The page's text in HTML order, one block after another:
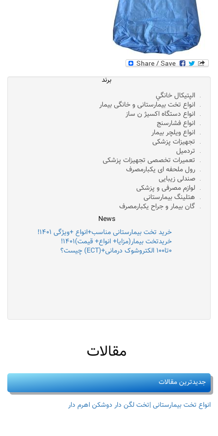
برند
الپتيکال خانگي
انواع تخت بیمارستانی و خانگی بیمار
انواع دستگاه اکسیژ ن ساز
انواع فشارسنج
انواع ویلچر بیمار
تجهیزات پزشکی
تردمیل
تعمیرات تخصصی تجهیزات پزشکی
رول ملحفه ای یکبارمصرف
صندلی زیبایی
لوازم مصرفی و پزشکی
هتلینگ بیمارستانی
گان بیمار و جراح یکبارمصرف
News
خرید تخت بیمارستانی مناسب+انواع +ویژگی ۱۴۰۱!
خریدتخت بیمار(مزایا+ انواع+ قیمت)۱۴۰۱!
۰تا۱۰۰ الکتروشوک درمانی+(ECT) چیست؟
مقالات
جدیدترین مقالات
انواع تخت بیمارستانی |تخت لگن دار دوشکن اهرم دار